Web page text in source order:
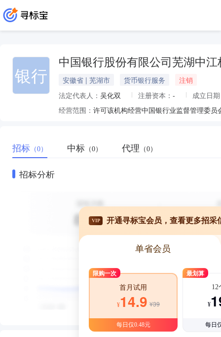
银行
中国银行股份有限公司芜湖中江
安徽省 | 芜湖市 货币银行服务
注销
法定代表人： 吴化双 注册资本： -
成立日
经营范围：
招标 （0） 中标 （0） 代理 （0）
招标分析
VIP 开通寻标宝会员，查看更多招采
单省会员
限购一次
首月试用
¥14.9 ¥39
每日仅0.48元
最划算
12
¥
每日